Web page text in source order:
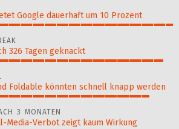
Google dauerhaft um 10 Prozent
326 Tagen geknackt
Foldable könnten schnell knapp werden
3 MONATEN
Media-Verbot zeigt kaum Wirkung